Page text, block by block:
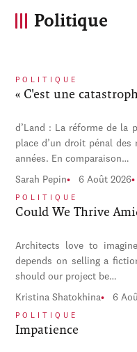
Politique
POLITIQUE
« C'est une
d’Land : La réforme de la
place d’un droit pénal
années. En comparaison…
Sarah Pepin 6 Août 2026
POLITIQUE
Could We Thrive
Architects love to
depends on selling a
should our project be…
Kristina Shatokhina 6
POLITIQUE
Impatience